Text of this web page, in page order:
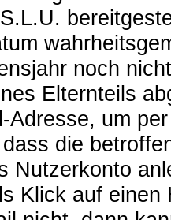
noch
Elternteils
Adresse, um
die
Nutzerkonto
Klick auf einen